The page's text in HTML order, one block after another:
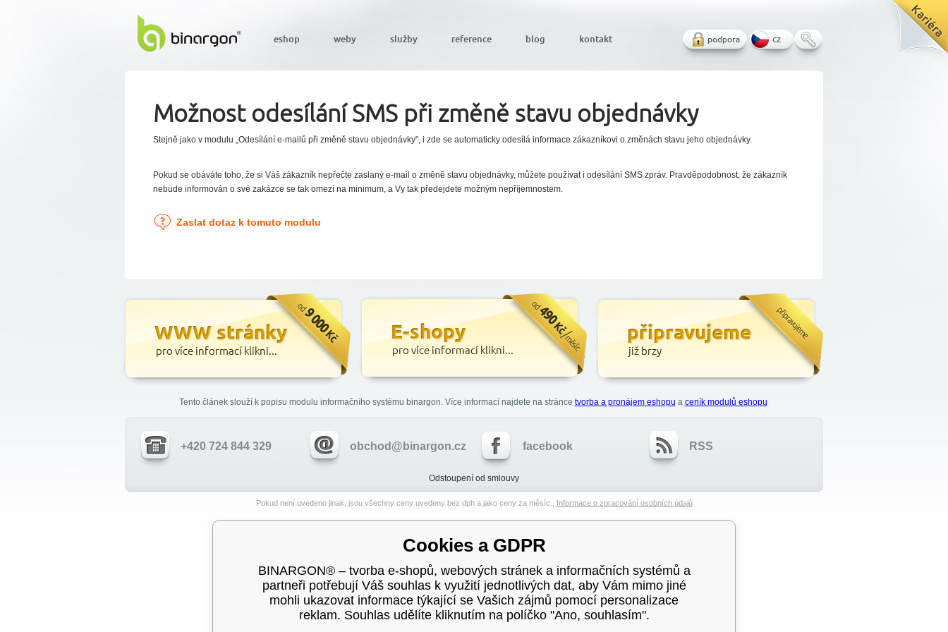
Možnost odesílání SMS při změně stavu objednávky
Stejně jako v modulu „Odesílání e-mailů při změně stavu objednávky", i zde se automaticky odesílá informace zákazníkovi o změnách stavu jeho objednávky.
Pokud se obáváte toho, že si Váš zákazník nepřečte zaslaný e-mail o změně stavu objednávky, můžete používat i odesílání SMS zpráv. Pravděpodobnost, že zákazník
nebude informován o své zakázce se tak omezí na minimum, a Vy tak předejdete možným nepříjemnostem.
Zaslat dotaz k tomuto modulu
Tento článek slouží k popisu modulu informačního systému binargon. Více informací najdete na stránce tvorba a pronájem eshopu a ceník modulů eshopu
+420 724 844 329 obchod@binargon.cz facebook RSS
Odstoupení od smlouvy
Pokud není uvedeno jinak, jsou všechny ceny uvedeny bez dph a jako ceny za měsíc., Informace o zpracování osobních údajů
eshop weby služby reference blog kontakt podpora cz
Cookies a GDPR
BINARGON® – tvorba e-shopů, webových stránek a informačních systémů a
partneři potřebují Váš souhlas k využití jednotlivých dat, aby Vám mimo jiné
mohli ukazovat informace týkající se Vašich zájmů pomocí personalizace
reklam. Souhlas udělíte kliknutím na políčko "Ano, souhlasím".